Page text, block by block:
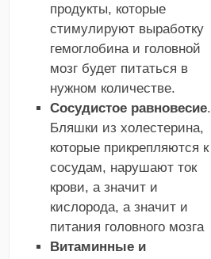
продукты, которые
стимулируют выработку
гемоглобина и головной
мозг будет питаться в
нужном количестве.
Сосудистое равновесие.
Бляшки из холестерина,
которые прикрепляются к
сосудам, нарушают ток
крови, а значит и
кислорода, а значит и
питания головного мозга
Витаминные и